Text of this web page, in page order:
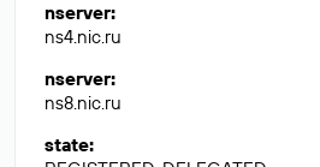
nserver:
ns4.nic.ru
nserver:
ns8.nic.ru
state: